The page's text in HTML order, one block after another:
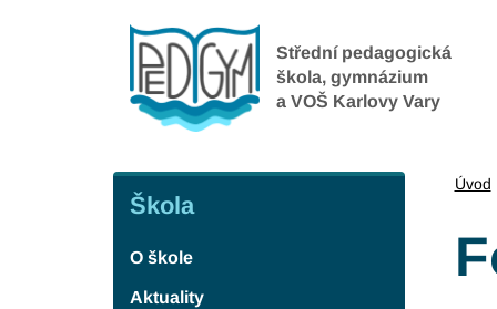
Střední pedagogická
škola, gymnázium
a VOŠ Karlovy Vary
Škola
Škola
O škole
Aktuality
Úvod